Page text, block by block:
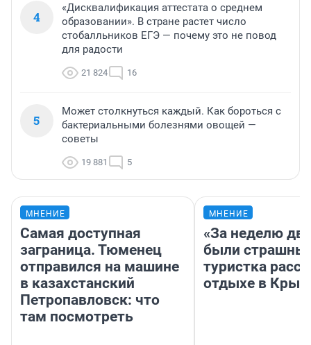
4
«Дисквалификация аттестата о среднем
образовании». В стране растет число
стобалльников ЕГЭ — почему это не повод
для радости
21 824 16
5
Может столкнуться каждый. Как бороться с
бактериальными болезнями овощей —
советы
19 881 5
МНЕНИЕ
Самая доступная
заграница. Тюменец
отправился на машине
в казахстанский
Петропавловск: что
там посмотреть
МНЕНИЕ
«За неделю
были
туристка
отдыхе в